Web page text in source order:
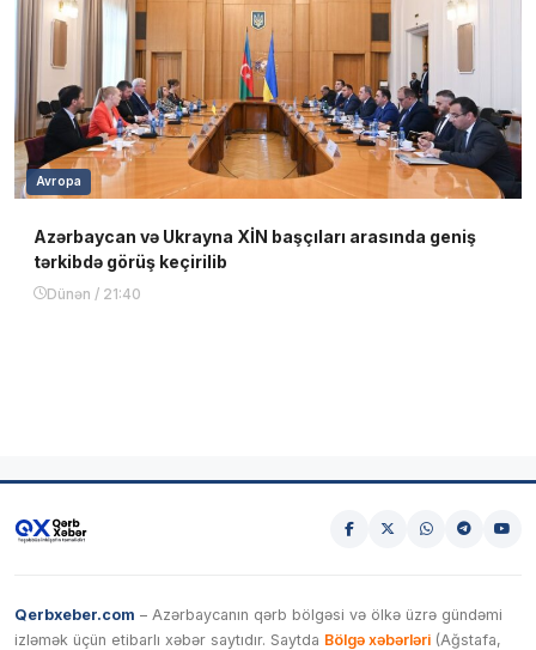
Avropa
Azərbaycan və Ukrayna XİN başçıları arasında geniş
tərkibdə görüş keçirilib
Dünən / 21:40
Qerbxeber.com – Azərbaycanın qərb bölgəsi və ölkə üzrə gündəmi
izləmək üçün etibarlı xəbər saytıdır. Saytda Bölgə xəbərləri (Ağstafa,